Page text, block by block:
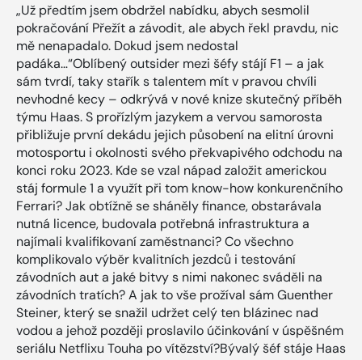
„Už předtím jsem obdržel nabídku, abych sesmolil
pokračování Přežít a závodit, ale abych řekl pravdu, nic
mě nenapadalo. Dokud jsem nedostal
padáka…“Oblíbený outsider mezi šéfy stájí F1 – a jak
sám tvrdí, taky stařík s talentem mít v pravou chvíli
nevhodné kecy – odkrývá v nové knize skutečný příběh
týmu Haas. S prořízlým jazykem a vervou samorosta
přibližuje první dekádu jejich působení na elitní úrovni
motosportu i okolnosti svého překvapivého odchodu na
konci roku 2023. Kde se vzal nápad založit americkou
stáj formule 1 a využít při tom know-how konkurenčního
Ferrari? Jak obtížně se sháněly finance, obstarávala
nutná licence, budovala potřebná infrastruktura a
najímali kvalifikovaní zaměstnanci? Co všechno
komplikovalo výběr kvalitních jezdců i testování
závodních aut a jaké bitvy s nimi nakonec sváděli na
závodních tratích? A jak to vše prožíval sám Guenther
Steiner, který se snažil udržet celý ten blázinec nad
vodou a jehož později proslavilo účinkování v úspěšném
seriálu Netflixu Touha po vítězství?Bývalý šéf stáje Haas